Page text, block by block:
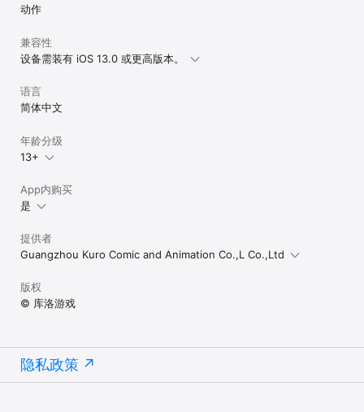
六、虚像破执
七、忽忽的奇幻花园
调整位置，混合颜色，装点缤纷城市花园
动作
兼容性
设备需装有 iOS 13.0 或更高版本。
语言
简体中文
年龄分级
13+
App内购买
是
提供者
Guangzhou Kuro Comic and Animation Co.,L Co.,Ltd
版权
© 库洛游戏
隐私政策